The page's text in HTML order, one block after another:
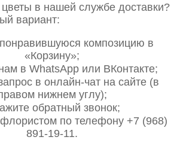
цветы в нашей службе доставки?
вариант:
композицию в
«Корзину»;
в WhatsApp или ВКонтакте;
в онлайн-чат на сайте (в
нижнем углу);
обратный звонок;
по телефону +7 (968)
891-19-11.